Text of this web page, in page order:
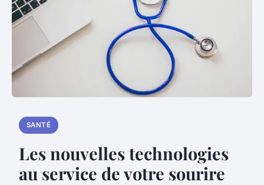
SANTÉ
Les nouvelles technologies
au service de votre sourire